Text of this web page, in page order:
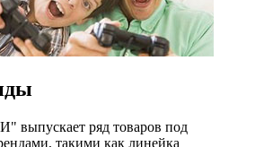
выпускает ряд товаров под
такими как линейка